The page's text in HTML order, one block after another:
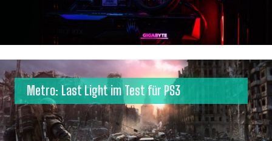
Metro: Last Light im Test für PS3